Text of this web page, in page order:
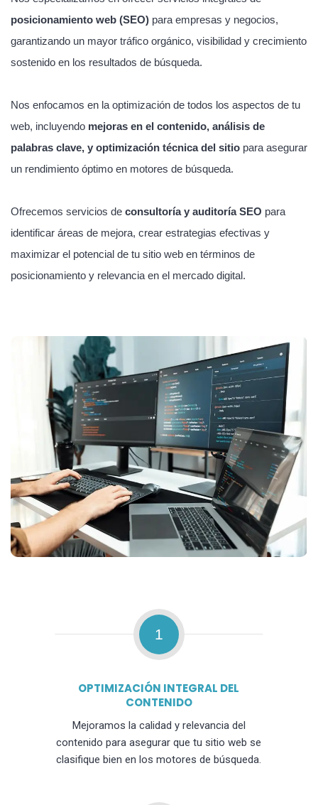
posicionamiento web (SEO) para empresas y negocios,
garantizando un mayor tráfico orgánico, visibilidad y crecimiento
sostenido en los resultados de búsqueda.
Nos enfocamos en la optimización de todos los aspectos de tu
web, incluyendo mejoras en el contenido, análisis de
palabras clave, y optimización técnica del sitio para asegurar
un rendimiento óptimo en motores de búsqueda.
Ofrecemos servicios de consultoría y auditoría SEO para
identificar áreas de mejora, crear estrategias efectivas y
maximizar el potencial de tu sitio web en términos de
posicionamiento y relevancia en el mercado digital.
1
OPTIMIZACIÓN INTEGRAL DEL
CONTENIDO
Mejoramos la calidad y relevancia del
contenido para asegurar que tu sitio web se
clasifique bien en los motores de búsqueda.